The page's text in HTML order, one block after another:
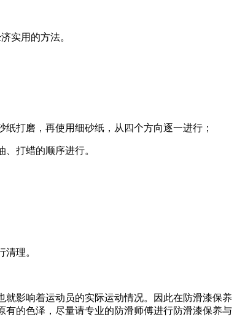
实用的方法。
打磨，再使用细砂纸，从四个方向逐一进行；
打蜡的顺序进行。
理。
影响着运动员的实际运动情况。因此在防滑漆保养
的色泽，尽量请专业的防滑师傅进行防滑漆保养与